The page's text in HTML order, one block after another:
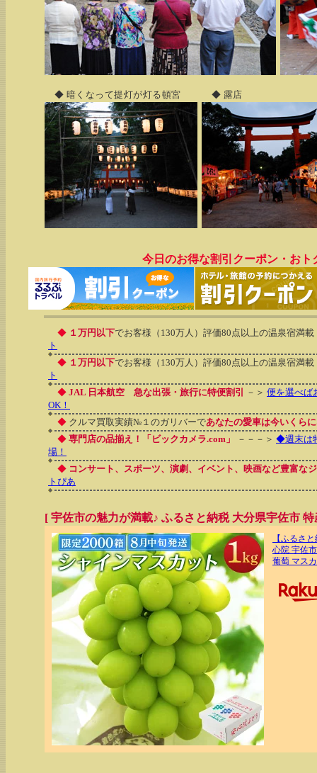
◆ 暗くなって提灯が灯る頓宮 ◆ 露店
今日のお得な割引クーポン・おト
◆ １万円以下でお客様（130万人）評価80点以上の温泉宿満
ト
◆ １万円以下でお客様（130万人）評価80点以上の温泉宿満
ト
◆ JAL 日本航空 急な出張・旅行に特便割引 －＞ 便を選べば
OK！
◆ クルマ買取実績№１のガリバーであなたの愛車は今いくら
◆ 専門店の品揃え！「ビックカメラ.com」 －－－＞ ◆週末は
場！
◆ コンサート、スポーツ、演劇、イベント、映画など豊富な
トぴあ
[ 宇佐市の魅力が満載♪ ふるさと納税 大分県宇佐市
【ふるさ
心院 宇佐
葡萄 マス